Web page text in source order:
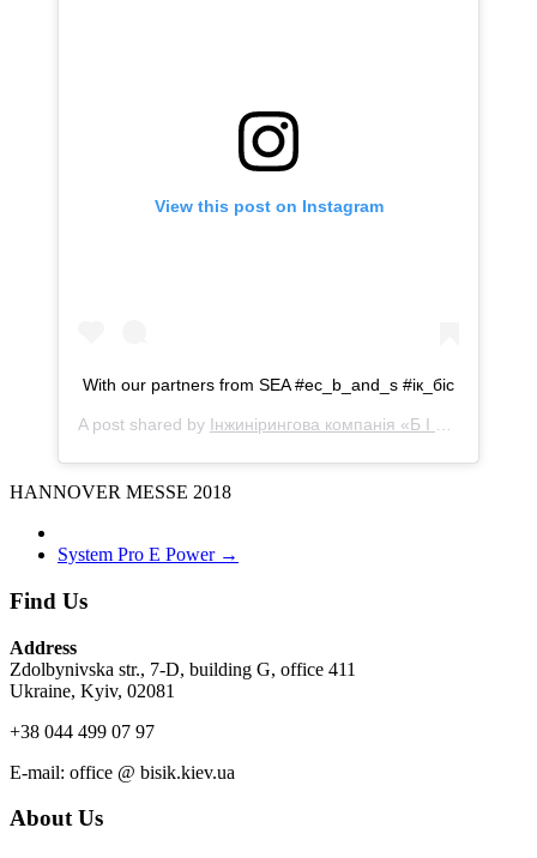
View this post on Instagram
With our partners from SEA #ec_b_and_s #ік_біс
A post shared by Інжинірингова компанія «Б І С»
HANNOVER MESSE 2018
System Pro E Power →
Find Us
Address
Zdolbynivska str., 7-D, building G, office 411
Ukraine, Kyiv, 02081
+38 044 499 07 97
Е-mail: office @ bisik.kiev.ua
About Us